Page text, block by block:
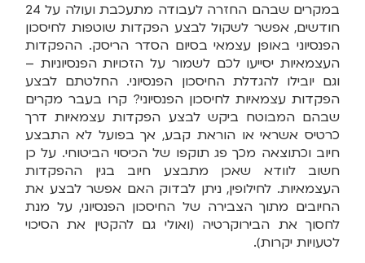
במקרים שבהם החזרה לעבודה מתעכבת ועולה על 24
חודשים, אפשר לשקול לבצע הפקדות שוטפות לחיסכון
הפנסיוני באופן עצמאי בסיום הסדר הריסק. ההפקדות
העצמאיות יסייעו לכם לשמור על הזכויות הפנסיוניות –
וגם יובילו להגדלת החיסכון הפנסיוני. החלטתם לבצע
הפקדות עצמאיות לחיסכון הפנסיוני? קרו בעבר מקרים
שבהם המבוטח ביקש לבצע הפקדות עצמאיות דרך
כרטיס אשראי או הוראת קבע, אך בפועל לא התבצע
חיוב וכתוצאה מכך פג תוקפו של הכיסוי הביטוחי. על כן
חשוב לוודא שאכן מתבצע חיוב בגין ההפקדות
העצמאיות. לחילופין, ניתן לבדוק האם אפשר לבצע את
החיובים מתוך הצבירה של החיסכון הפנסיוני, על מנת
לחסוך את הבירוקרטיה (ואולי גם להקטין את הסיכוי
לטעויות יקרות).